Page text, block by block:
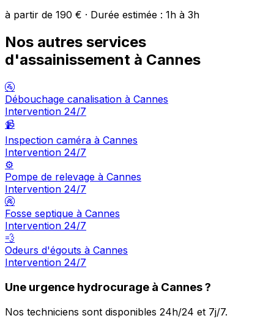
à partir de 190 € · Durée estimée : 1h à 3h
Nos autres services
d'assainissement à Cannes
🚰
Débouchage canalisation à Cannes
Intervention 24/7
📹
Inspection caméra à Cannes
Intervention 24/7
⚙️
Pompe de relevage à Cannes
Intervention 24/7
🚱
Fosse septique à Cannes
Intervention 24/7
💨
Odeurs d'égouts à Cannes
Intervention 24/7
Une urgence hydrocurage à Cannes ?
Nos techniciens sont disponibles 24h/24 et 7j/7.